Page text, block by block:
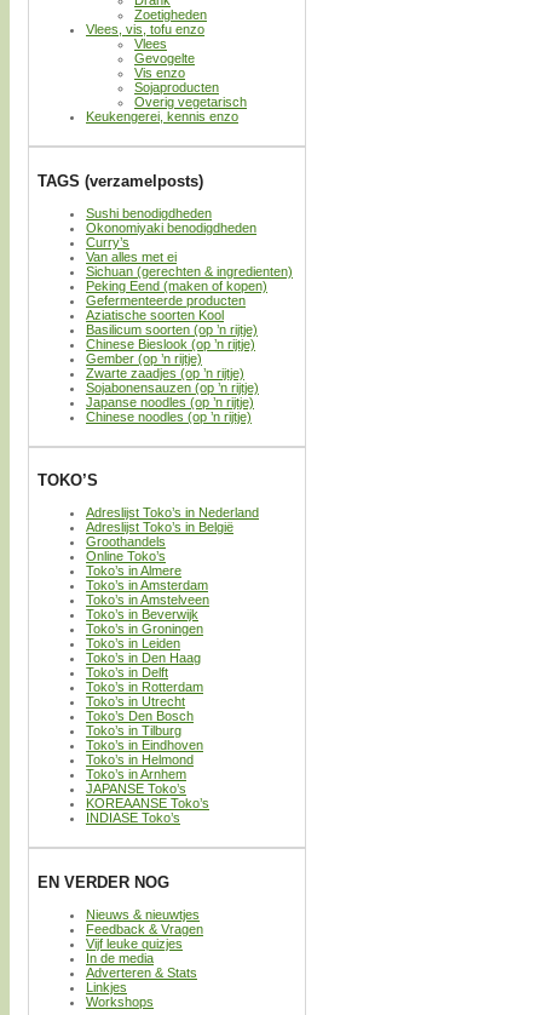
Zoetigheden
Vlees, vis, tofu enzo
Vlees
Gevogelte
Vis enzo
Sojaproducten
Overig vegetarisch
Keukengerei, kennis enzo
TAGS (verzamelposts)
Sushi benodigdheden
Okonomiyaki benodigdheden
Curry’s
Van alles met ei
Sichuan (gerechten & ingredienten)
Peking Eend (maken of kopen)
Gefermenteerde producten
Aziatische soorten Kool
Basilicum soorten (op ’n rijtje)
Chinese Bieslook (op ’n rijtje)
Gember (op ’n rijtje)
Zwarte zaadjes (op ’n rijtje)
Sojabonensauzen (op ’n rijtje)
Japanse noodles (op ’n rijtje)
Chinese noodles (op ’n rijtje)
TOKO’S
Adreslijst Toko’s in Nederland
Adreslijst Toko’s in België
Groothandels
Online Toko’s
Toko’s in Almere
Toko’s in Amsterdam
Toko’s in Amstelveen
Toko’s in Beverwijk
Toko’s in Groningen
Toko’s in Leiden
Toko’s in Den Haag
Toko’s in Delft
Toko’s in Rotterdam
Toko’s in Utrecht
Toko’s Den Bosch
Toko’s in Tilburg
Toko’s in Eindhoven
Toko’s in Helmond
Toko’s in Arnhem
JAPANSE Toko’s
KOREAANSE Toko’s
INDIASE Toko’s
EN VERDER NOG
Nieuws & nieuwtjes
Feedback & Vragen
Vijf leuke quizjes
In de media
Adverteren & Stats
Linkjes
Workshops